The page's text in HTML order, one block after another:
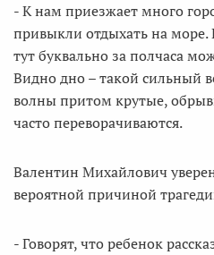
- К нам приезжает много
привыкли отдыхать на море.
тут буквально за полчаса
Видно дно – такой сильный
волны притом крутые,
часто переворачиваются.
Валентин Михайлович
вероятной причиной
- Говорят, что ребенок